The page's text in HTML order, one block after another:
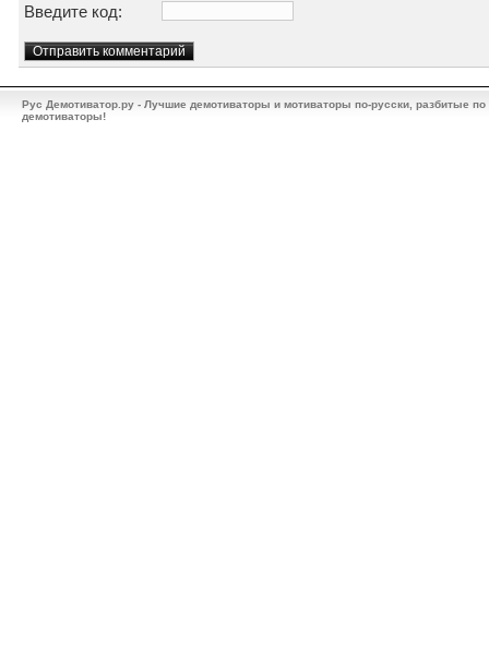
Введите код:
Рус Демотиватор.ру - Лучшие демотиваторы и мотиваторы по-русски, разбитые
демотиваторы!